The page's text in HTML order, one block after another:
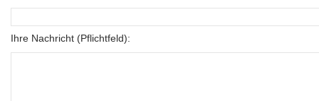
Ihre Nachricht (Pflichtfeld):